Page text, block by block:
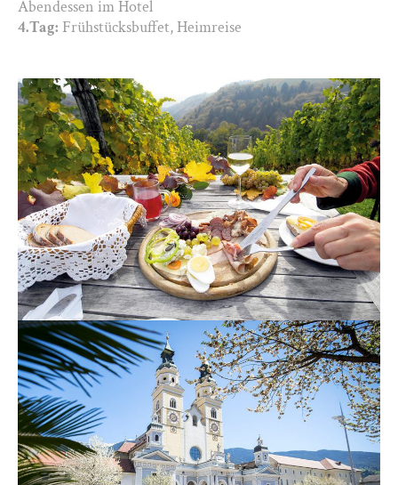
Abendessen im Hotel
4.Tag: Frühstücksbuffet, Heimreise